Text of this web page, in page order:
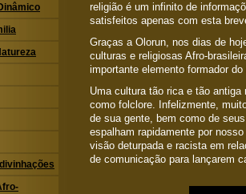
religião é um infinito de
satisfeitos apenas com esta
Graças a Olorun, nos dias de
culturas e religiosas Afro-
importante elemento formador
Uma cultura tão rica e tão
como folclore. Infelizmente,
de sua gente, bem como de
espalham rapidamente por
visão deturpada e racista em
de comunicação para lançarem